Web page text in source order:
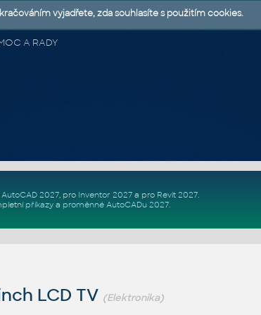
A RADY
AutoCAD 2027, pro Inventor 2027a pro Revit 2027.
příkazya proměnné AutoCADu 2027.
LCD TV (Elektronika)
vyjadřete, zda souhlasíte s použitím cookies.